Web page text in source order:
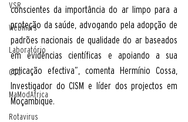
VSR
Webinars
Laboratório
CCC
MaModAfrica
Rotavirus
conscientes da importância do ar limpo para a
proteção da saúde, advogando pela adopção de
padrões nacionais de qualidade do ar baseados
em evidências científicas e apoiando a sua
aplicação efectiva”, comenta Hermínio Cossa,
Investigador do CISM e líder dos projectos em
Moçambique.